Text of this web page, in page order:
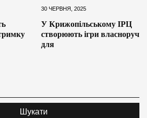
30 ЧЕРВНЯ, 2025
У Крижопільському ІРЦ
створюють ігри власноруч
для